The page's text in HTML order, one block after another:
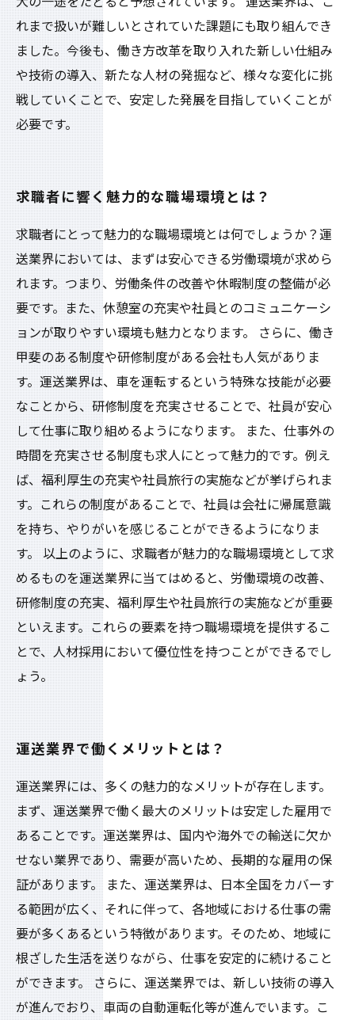
れまで扱いが難しいとされていた課題にも取り組んでき
ました。今後も、働き方改革を取り入れた新しい仕組み
や技術の導入、新たな人材の発掘など、様々な変化に挑
戦していくことで、安定した発展を目指していくことが
必要です。
求職者に響く魅力的な職場環境とは？
求職者にとって魅力的な職場環境とは何でしょうか？運
送業界においては、まずは安心できる労働環境が求めら
れます。つまり、労働条件の改善や休暇制度の整備が必
要です。また、休憩室の充実や社員とのコミュニケーシ
ョンが取りやすい環境も魅力となります。 さらに、働き
甲斐のある制度や研修制度がある会社も人気がありま
す。運送業界は、車を運転するという特殊な技能が必要
なことから、研修制度を充実させることで、社員が安心
して仕事に取り組めるようになります。 また、仕事外の
時間を充実させる制度も求人にとって魅力的です。例え
ば、福利厚生の充実や社員旅行の実施などが挙げられま
す。これらの制度があることで、社員は会社に帰属意識
を持ち、やりがいを感じることができるようになりま
す。 以上のように、求職者が魅力的な職場環境として求
めるものを運送業界に当てはめると、労働環境の改善、
研修制度の充実、福利厚生や社員旅行の実施などが重要
といえます。これらの要素を持つ職場環境を提供するこ
とで、人材採用において優位性を持つことができるでし
ょう。
運送業界で働くメリットとは？
運送業界には、多くの魅力的なメリットが存在します。
まず、運送業界で働く最大のメリットは安定した雇用で
あることです。運送業界は、国内や海外での輸送に欠か
せない業界であり、需要が高いため、長期的な雇用の保
証があります。 また、運送業界は、日本全国をカバーす
る範囲が広く、それに伴って、各地域における仕事の需
要が多くあるという特徴があります。そのため、地域に
根ざした生活を送りながら、仕事を安定的に続けること
ができます。 さらに、運送業界では、新しい技術の導入
が進んでおり、車両の自動運転化等が進んでいます。こ